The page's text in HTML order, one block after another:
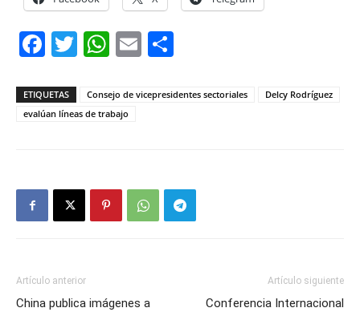
Facebook
Twitter
WhatsApp
Email
ETIQUETAS Consejo de vicepresidentes sectoriales
Delcy Rodríguez
evalúan líneas de trabajo
Artículo anterior
China publica imágenes a
Artículo siguiente
Conferencia Internacional